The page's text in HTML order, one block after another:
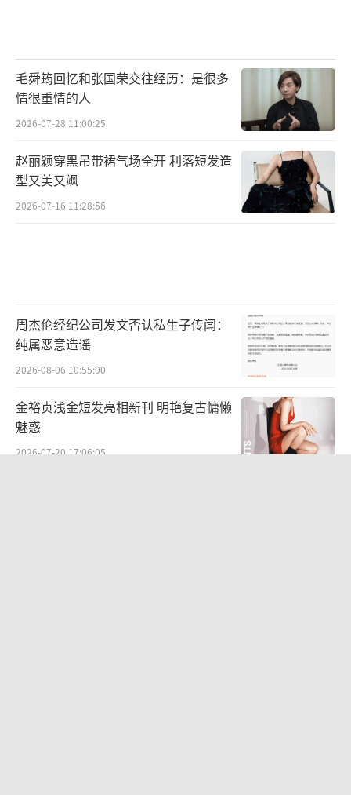
毛舜筠回忆和张国荣交往经历：是很多
情很重情的人
2026-07-28 11:00:25
赵丽颖穿黑吊带裙气场全开 利落短发造
型又美又飒
2026-07-16 11:28:56
周杰伦经纪公司发文否认私生子传闻：
纯属恶意造谣
2026-08-06 10:55:00
金裕贞浅金短发亮相新刊 明艳复古慵懒
魅惑
2026-07-20 17:06:05